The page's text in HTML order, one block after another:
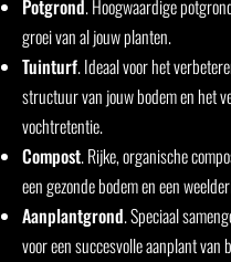
Potgrond. Hoogwaardige
groei van al jouw planten.
Tuinturf. Ideaal voor het
structuur van jouw bodem en het
vochtretentie.
Compost. Rijke, organische
een gezonde bodem en een
Aanplantgrond. Speciaal
voor een succesvolle aanplant van